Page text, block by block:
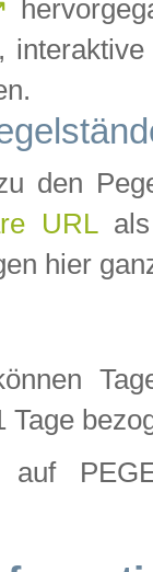
den
URLals
hier
Tage